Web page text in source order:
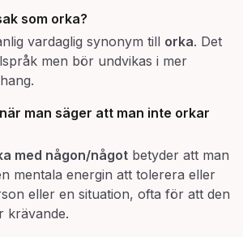
som orka?
vardaglig synonym till orka. Det
men bör undvikas i mer
man säger att man inte orkar
med någon/något betyder att man
mentala energin att tolerera eller
eller en situation, ofta för att den
krävande.